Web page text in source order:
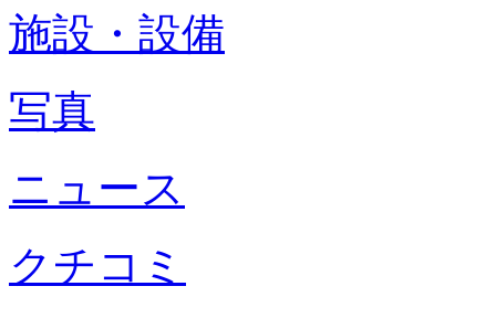
施設・設備
写真
ニュース
クチコミ